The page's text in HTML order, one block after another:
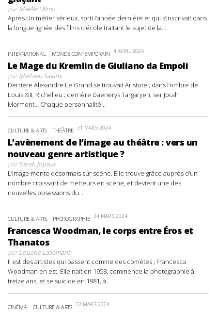
parMaëlle Ullmo
Après Un métier sérieux, sorti l’année dernière et qui s’inscrivait dans
la longue lignée des films d’école traitant le sujet de la...
INTERNATIONAL MONDE CONTEMPORAIN 4 AVRIL 2024
Le Mage du Kremlin de Giuliano da Empoli
parMathieu Salami
Derrière Alexandre Le Grand se trouvait Aristote ; dans l’ombre de
Louis XIII, Richelieu ; derrière Daenerys Targaryen, ser Jorah
Mormont… Chaque personnalité...
CULTURE & ARTS THÉÂTRE 31 MARS 2024
L’avènement de l’image au théâtre : vers un
nouveau genre artistique ?
parSarah Joyaux
L’image monte désormais sur scène. Elle trouve grâce auprès d’un
nombre croissant de metteurs en scène, et devient une des
nouvelles obsessions du...
CULTURE & ARTS PHOTOGRAPHIE 24 MARS 2024
Francesca Woodman, le corps entre Éros et
Thanatos
parLouane Lallemant
Il est des artistes qui passent comme des comètes ; Francesca
Woodman en est. Elle naît en 1958, commence la photographie à
treize ans, et se suicide en 1981, à...
CINÉMA CULTURE & ARTS 22 MARS 2024